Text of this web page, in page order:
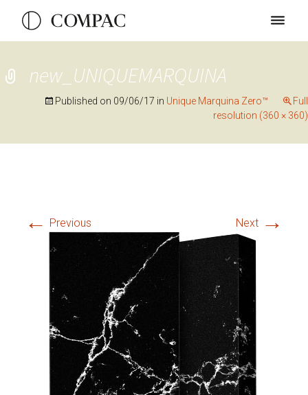
new_UNIQUEMARQUINA
Published on 09/06/17 in Unique Marquina Zero™
Full
resolution (360 × 360)
← Previous Next →